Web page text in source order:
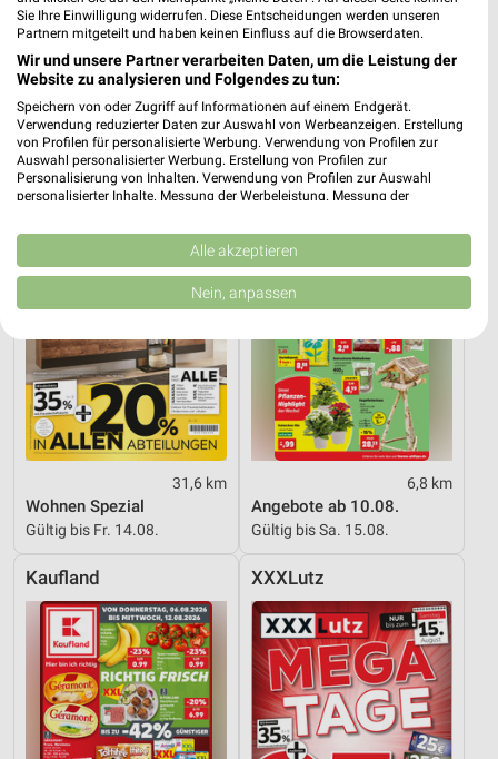
6,8 km
Mo-Mi Angebote ab 10.08.
Gültig bis Mi. 12.08.
31,6 km
Dieter Knoll
Gültig bis Fr. 14.08.
XXXLutz
31,6 km
Wohnen Spezial
Gültig bis Fr. 14.08.
Thomas Philipps
6,8 km
Angebote ab 10.08.
Gültig bis Sa. 15.08.
Kaufland XXXLutz
Sie Ihre Einwilligung widerrufen. Diese Entscheidungen werden unseren
Partnern mitgeteilt und haben keinen Einfluss auf die Browserdaten.
Wir und unsere Partner verarbeiten Daten, um die Leistung der
Website zu analysieren und Folgendes zu tun:
Speichern von oder Zugriff auf Informationen auf einem Endgerät.
Verwendung reduzierter Daten zur Auswahl von Werbeanzeigen. Erstellung
von Profilen für personalisierte Werbung. Verwendung von Profilen zur
Auswahl personalisierter Werbung. Erstellung von Profilen zur
Personalisierung von Inhalten. Verwendung von Profilen zur Auswahl
personalisierter Inhalte. Messung der Werbeleistung. Messung der
Kombinationen von Daten aus verschiedenen Quellen. Entwicklung und
Verbesserung der Angebote. Verwendung reduzierter Daten zur Auswahl
von Inhalten.
Daten können außerhalb der Europäischen Union weitergegeben und in die
USA gesendet werden.
Website/App.
Partnerliste anzeigen (1 IAB-Anbieter)
Wir nutzen Ihre Daten für folgende Zwecke:
IAB-Verarbeitungszwecke:
Speichern von oder Zugriff auf Informationen
auf einem Endgerät
Verwendung reduzierter Daten zur Auswahl von
Werbung
Verwendung von Profilen zur Auswahl
personalisierter Werbung
Erstellung von Profilen zur Personalisierung
von Inhalten
Alle akzeptieren
Nein, anpassen